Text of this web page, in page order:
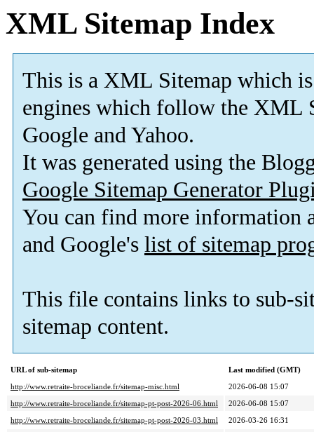
XML Sitemap Index
This is a XML Sitemap which is
engines which follow the XML
Google and Yahoo.
It was generated using the
Google Sitemap Generator
You can find more information
and Google's list of sitemap
This file contains links to sub-
sitemap content.
URL of sub-sitemap
Last modified (GMT)
http://www.retraite-broceliande.fr/sitemap-misc.html
2026-06-08 15:07
http://www.retraite-broceliande.fr/sitemap-pt-post-2026-06.html
2026-06-08 15:07
http://www.retraite-broceliande.fr/sitemap-pt-post-2026-03.html
2026-03-26 16:31